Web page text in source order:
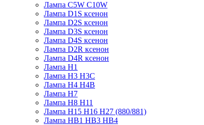
Лампа C5W C10W
Лампа D1S ксенон
Лампа D2S ксенон
Лампа D3S ксенон
Лампа D4S ксенон
Лампа D2R ксенон
Лампа D4R ксенон
Лампа H1
Лампа H3 H3C
Лампа H4 H4B
Лампа H7
Лампа H8 H11
Лампа H15 H16 H27 (880/881)
Лампа HB1 HB3 HB4